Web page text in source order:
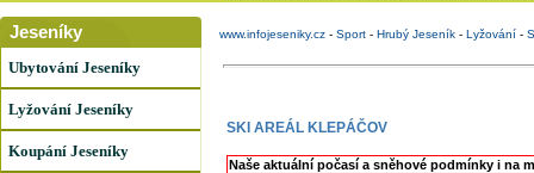
Jeseníky
Ubytování Jeseníky
Lyžování Jeseníky
Koupání Jeseníky
www.infojeseniky.cz - Sport - Hrubý Jeseník - Lyžování -
SKI AREÁL KLEPÁČOV
Naše aktuální počasí a sněhové podmínky i na